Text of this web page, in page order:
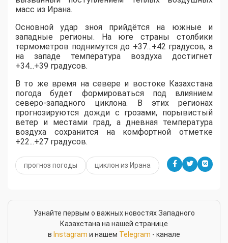
масс из Ирана.
​Основной удар зноя прийдётся на южные и
западные регионы. На юге страны столбики
термометров поднимутся до +37...+42 градусов, а
на западе температура воздуха достигнет
+34...+39 градусов.
​В то же время на севере и востоке Казахстана
погода будет формироваться под влиянием
северо-западного циклона. В этих регионах
прогнозируются дожди с грозами, порывистый
ветер и местами град, а дневная температура
воздуха сохранится на комфортной отметке
+22...+27 градусов.
прогноз погоды циклон из Ирана
Узнайте первым о важных новостях Западного
Казахстана на нашей странице
в Instagram и нашем Telegram - канале